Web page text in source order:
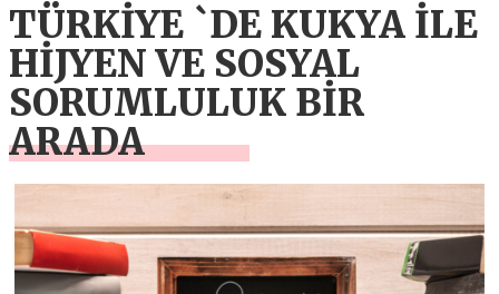
TÜRKİYE `DE KUKYA İLE
HİJYEN VE SOSYAL
SORUMLULUK BİR
ARADA